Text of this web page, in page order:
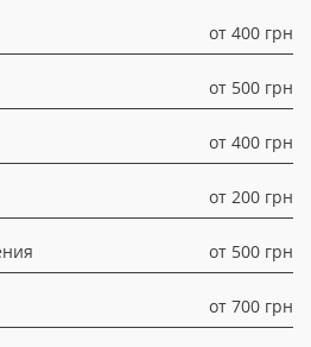
от 400 грн
от 500 грн
от 400 грн
от 200 грн
от 500 грн
от 700 грн